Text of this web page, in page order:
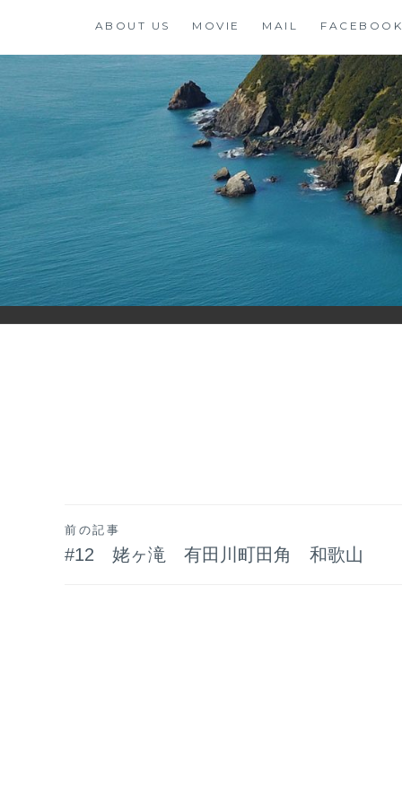
テ
ツ
キ
ッ
プ
ABOUT US MOVIE MAIL FACEBOOK
投
前の記事
#12 姥ヶ滝 有田川町田角 和歌山